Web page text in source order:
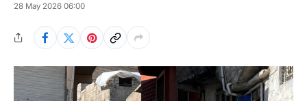
28 May 2026 06:00